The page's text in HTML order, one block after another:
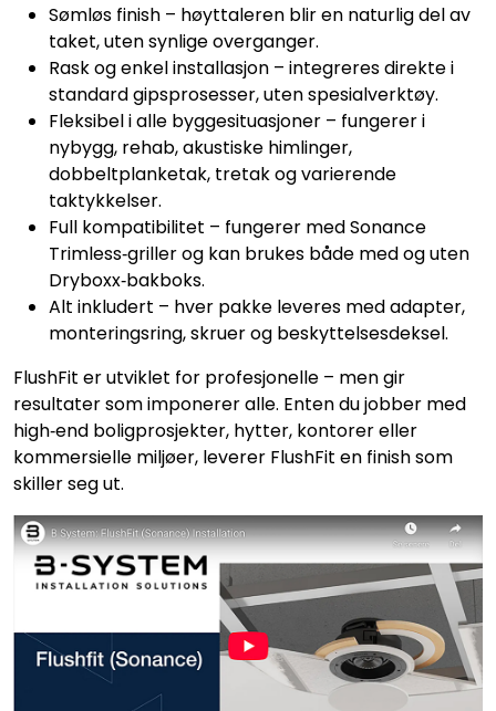
Sømløs finish – høyttaleren blir en naturlig del av
taket, uten synlige overganger.
Rask og enkel installasjon – integreres direkte i
standard gipsprosesser, uten spesialverktøy.
Fleksibel i alle byggesituasjoner – fungerer i
nybygg, rehab, akustiske himlinger,
dobbeltplanketak, tretak og varierende
taktykkelser.
Full kompatibilitet – fungerer med Sonance
Trimless‑griller og kan brukes både med og uten
Dryboxx‑bakboks.
Alt inkludert – hver pakke leveres med adapter,
monteringsring, skruer og beskyttelsesdeksel.
FlushFit er utviklet for profesjonelle – men gir
resultater som imponerer alle. Enten du jobber med
high‑end boligprosjekter, hytter, kontorer eller
kommersielle miljøer, leverer FlushFit en finish som
skiller seg ut.
Tilbehør
Merker